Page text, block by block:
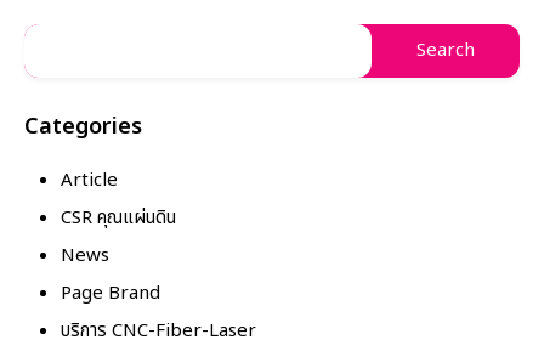
Categories
Article
CSR คุณแผ่นดิน
News
Page Brand
บริการ CNC-Fiber-Laser